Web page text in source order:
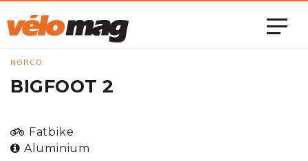
NORCO
BIGFOOT 2
Fatbike
Aluminium